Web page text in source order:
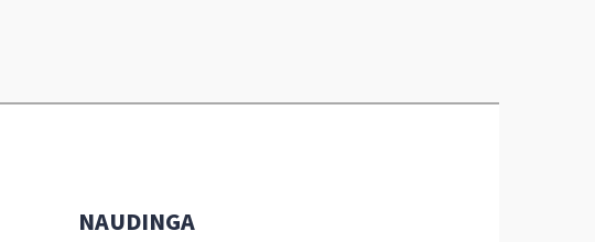
NAUDINGA